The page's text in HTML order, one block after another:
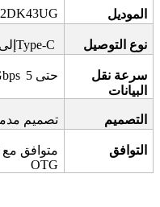
الموديل 2DK43UG
نوع التوصيل Type‑C
سرعة نقل
البيانات
حتى 5
التصميم تصميم
التوافق متوافق
OTG